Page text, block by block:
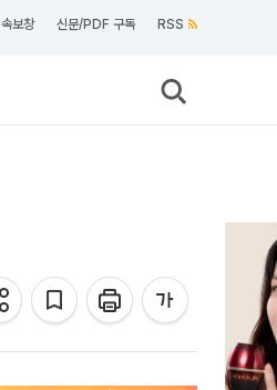
속보창 신문/PDF 구독 RSS